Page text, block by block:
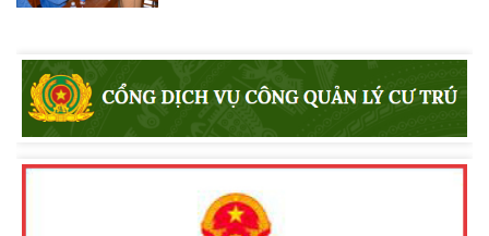
luật nhất - Trung thành nhất - Gần dân
Golf Cảnh sát các nước ASEAN mở
rộng